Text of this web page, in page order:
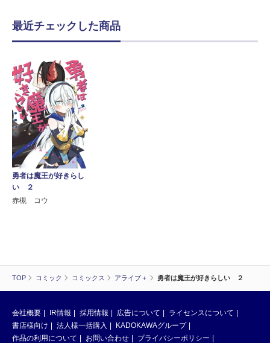
TOP コミック コミックス アライブ＋ 勇者は魔王が好きらしい ２
最近チェックした商品
勇者は魔王が好きらし
い ２
赤槻 コウ
会社概要 IR情報 採用情報 広告について
ライセンスについて
書店様向け
法人様一括購入
KADOKAWAグループ
作品の利用について
お問い合わせ プライバシーポリシー